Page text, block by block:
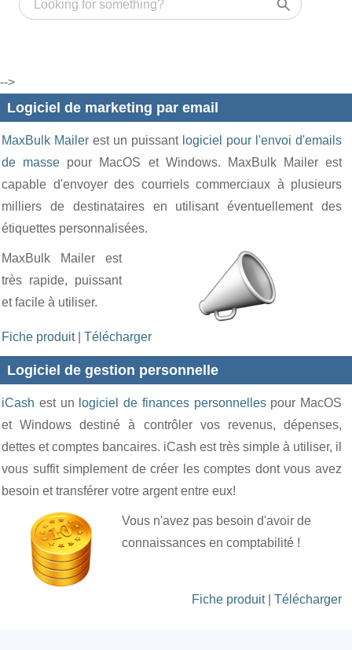
-->
Logiciel de marketing par email
MaxBulk Mailer est un puissant logiciel pour l'envoi d'emails
de masse pour MacOS et Windows. MaxBulk Mailer est
capable d'envoyer des courriels commerciaux à plusieurs
milliers de destinataires en utilisant éventuellement des
étiquettes personnalisées.
MaxBulk Mailer est
très rapide, puissant
et facile à utiliser.
Fiche produit| Télécharger
Logiciel de gestion personnelle
iCash est un logiciel de finances personnellespour MacOS
et Windows destiné à contrôler vos revenus, dépenses,
dettes et comptes bancaires. iCash est très simple à utiliser, il
vous suffit simplement de créer les comptes dont vous avez
besoin et transférer votre argent entre eux!
Vous n'avez pas besoin d'avoir de
connaissances en comptabilité !
Fiche produit| Télécharger